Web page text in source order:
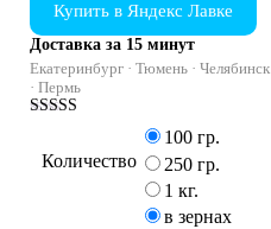
Купить в Яндекс Лавке
Доставка за 15 минут
Екатеринбург · Тюмень · Челябинск
· Пермь
из 5
Количество
100 гр.
250 гр.
1 кг.
в зернах